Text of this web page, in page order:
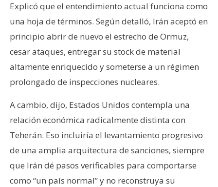
Explicó que el entendimiento actual funciona como
una hoja de términos. Según detalló, Irán aceptó en
principio abrir de nuevo el estrecho de Ormuz,
cesar ataques, entregar su stock de material
altamente enriquecido y someterse a un régimen
prolongado de inspecciones nucleares.
A cambio, dijo, Estados Unidos contempla una
relación económica radicalmente distinta con
Teherán. Eso incluiría el levantamiento progresivo
de una amplia arquitectura de sanciones, siempre
que Irán dé pasos verificables para comportarse
como “un país normal” y no reconstruya su